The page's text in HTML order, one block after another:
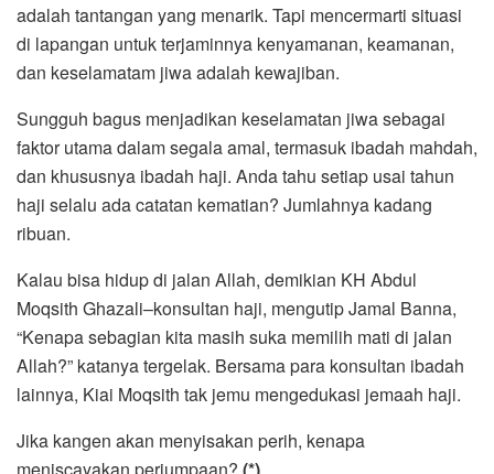
adalah tantangan yang menarik. Tapi mencermarti situasi
di lapangan untuk terjaminnya kenyamanan, keamanan,
dan keselamatam jiwa adalah kewajiban.
Sungguh bagus menjadikan keselamatan jiwa sebagai
faktor utama dalam segala amal, termasuk ibadah mahdah,
dan khususnya ibadah haji. Anda tahu setiap usai tahun
haji selalu ada catatan kematian? Jumlahnya kadang
ribuan.
Kalau bisa hidup di jalan Allah, demikian KH Abdul
Moqsith Ghazali–konsultan haji, mengutip Jamal Banna,
“Kenapa sebagian kita masih suka memilih mati di jalan
Allah?” katanya tergelak. Bersama para konsultan ibadah
lainnya, Kiai Moqsith tak jemu mengedukasi jemaah haji.
Jika kangen akan menyisakan perih, kenapa
meniscayakan perjumpaan? (*)